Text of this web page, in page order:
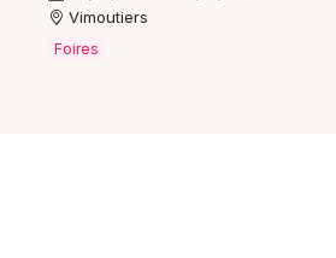
Vimoutiers
Foires